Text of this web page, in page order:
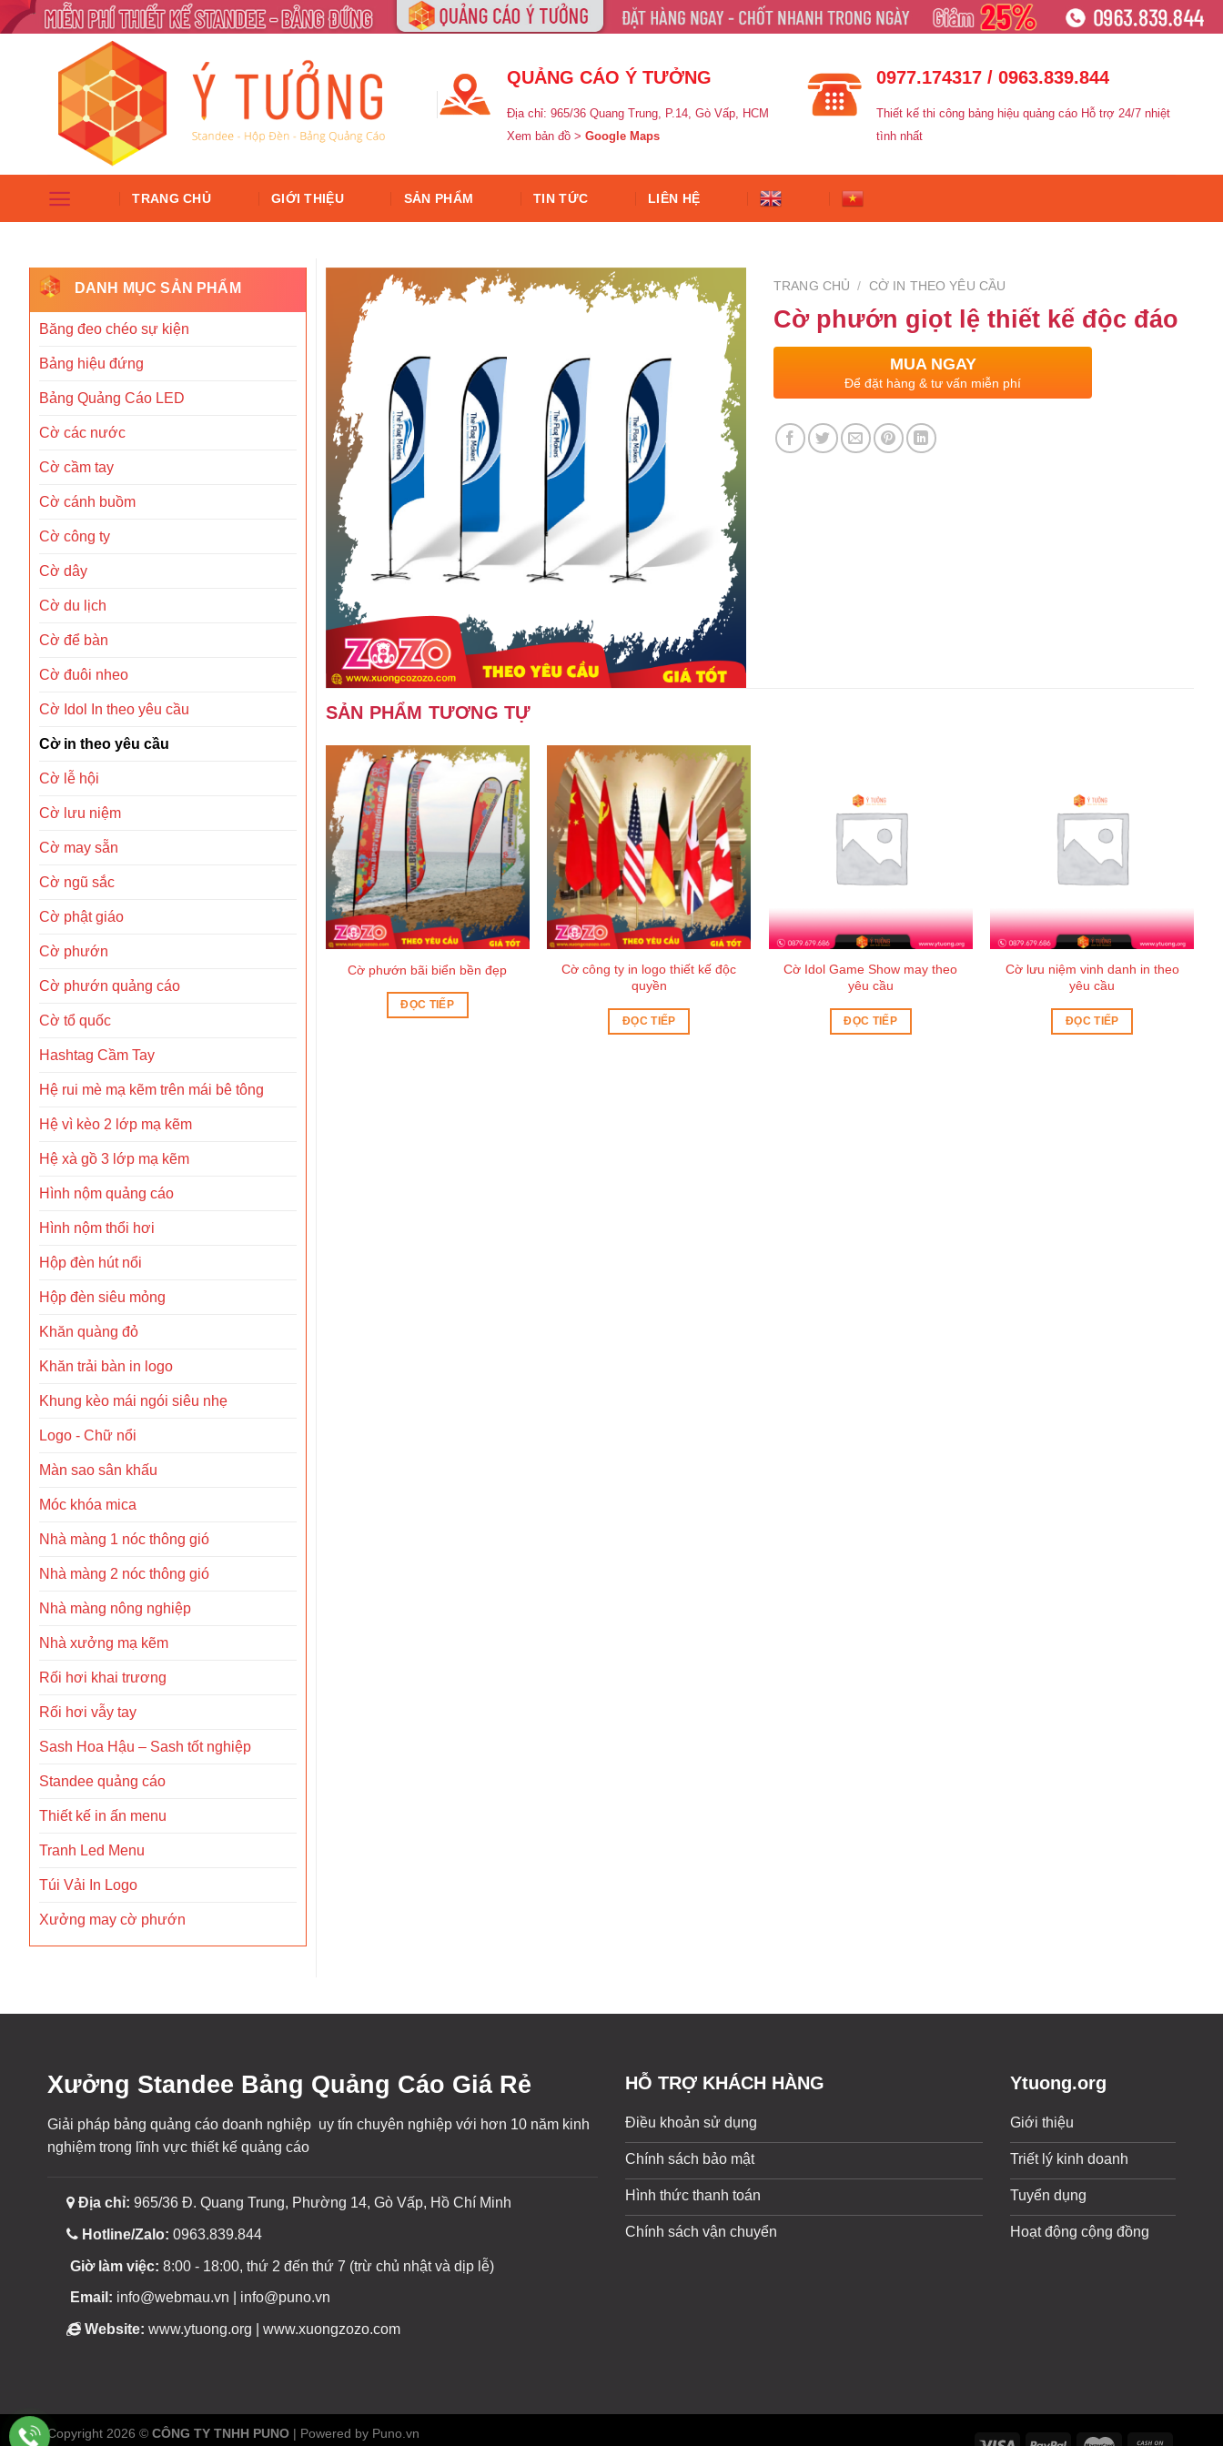
QUẢNG CÁO Ý TƯỞNG
Địa chỉ: 965/36 Quang Trung, P.14, Gò Vấp, HCM
Xem bản đồ >Google Maps
0977.174317 / 0963.839.844
Thiết kế thi công bảng hiệu quảng cáo Hỗ trợ 24/7 nhiệt
tình nhất
TRANG CHỦ GIỚI THIỆU SẢN PHẨM TIN TỨC LIÊN HỆ
DANH MỤC SẢN PHẨM
Băng đeo chéo sự kiện
Bảng hiệu đứng
Bảng Quảng Cáo LED
Cờ các nước
Cờ cầm tay
Cờ cánh buồm
Cờ công ty
Cờ dây
Cờ du lịch
Cờ để bàn
Cờ đuôi nheo
Cờ Idol In theo yêu cầu
Cờ in theo yêu cầu
Cờ lễ hội
Cờ lưu niệm
Cờ may sẵn
Cờ ngũ sắc
Cờ phật giáo
Cờ phướn
Cờ phướn quảng cáo
Cờ tổ quốc
Hashtag Cầm Tay
Hệ rui mè mạ kẽm trên mái bê tông
Hệ vì kèo 2 lớp mạ kẽm
Hệ xà gồ 3 lớp mạ kẽm
Hình nộm quảng cáo
Hình nộm thổi hơi
Hộp đèn hút nổi
Hộp đèn siêu mỏng
Khăn quàng đỏ
Khăn trải bàn in logo
Khung kèo mái ngói siêu nhẹ
Logo - Chữ nổi
Màn sao sân khấu
Móc khóa mica
Nhà màng 1 nóc thông gió
Nhà màng 2 nóc thông gió
Nhà màng nông nghiệp
Nhà xưởng mạ kẽm
Rối hơi khai trương
Rối hơi vẫy tay
Sash Hoa Hậu – Sash tốt nghiệp
Standee quảng cáo
Thiết kế in ấn menu
Tranh Led Menu
Túi Vải In Logo
Xưởng may cờ phướn
TRANG CHỦ / CỜ IN THEO YÊU CẦU
Cờ phướn giọt lệ thiết kế độc đáo
MUA NGAY
Để đặt hàng & tư vấn miễn phí
SẢN PHẨM TƯƠNG TỰ
Cờ phướn bãi biển bền đẹp
ĐỌC TIẾP
Cờ công ty in logo thiết kế độc
quyền
ĐỌC TIẾP
Cờ Idol Game Show may theo
yêu cầu
ĐỌC TIẾP
Cờ lưu niệm vinh danh in theo
yêu cầu
ĐỌC TIẾP
Xưởng Standee Bảng Quảng Cáo Giá Rẻ
Giải pháp bảng quảng cáo doanh nghiệp uy tín chuyên nghiệp với hơn 10 năm kinh
nghiệm trong lĩnh vực thiết kế quảng cáo
Địa chỉ: 965/36 Đ. Quang Trung, Phường 14, Gò Vấp, Hồ Chí Minh
Hotline/Zalo: 0963.839.844
Giờ làm việc: 8:00 - 18:00, thứ 2 đến thứ 7 (trừ chủ nhật và dịp lễ)
Email: info@webmau.vn | info@puno.vn
Website: www.ytuong.org | www.xuongzozo.com
HỖ TRỢ KHÁCH HÀNG
Điều khoản sử dụng
Chính sách bảo mật
Hình thức thanh toán
Chính sách vận chuyển
Ytuong.org
Giới thiệu
Triết lý kinh doanh
Tuyển dụng
Hoạt động cộng đồng
Copyright 2026 © CÔNG TY TNHH PUNO | Powered by Puno.vn